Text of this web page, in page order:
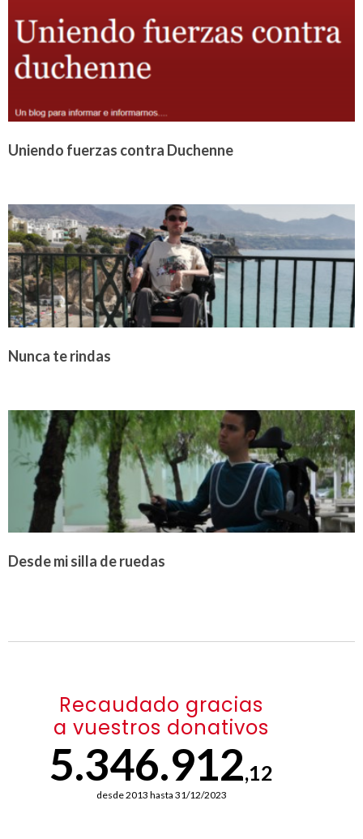
Uniendo fuerzas contra Duchenne
Nunca te rindas
Desde mi silla de ruedas
Recaudado gracias
a vuestros donativos
5.346.912,12
desde 2013 hasta 31/12/2023